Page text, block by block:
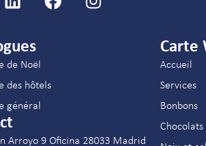
de Noël
des hôtels
général
Arroyo 9 Oficina 28033 Madrid
Carte
Accueil
Services
Bonbons
Chocolats